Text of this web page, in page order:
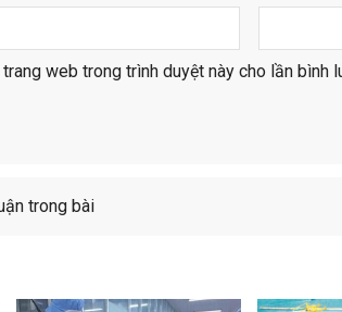
web trong trình duyệt này cho lần bình
trong bài